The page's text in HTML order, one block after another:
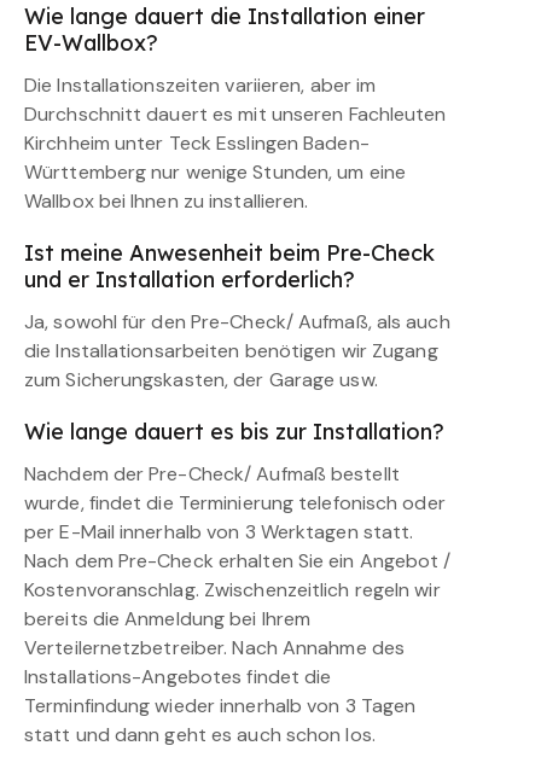
Wie lange dauert die Installation einer
EV-Wallbox?
Die Installationszeiten variieren, aber im
Durchschnitt dauert es mit unseren Fachleuten
Kirchheim unter Teck Esslingen Baden-
Württemberg nur wenige Stunden, um eine
Wallbox bei Ihnen zu installieren.
Ist meine Anwesenheit beim Pre-Check
und er Installation erforderlich?
Ja, sowohl für den Pre-Check/ Aufmaß, als auch
die Installationsarbeiten benötigen wir Zugang
zum Sicherungskasten, der Garage usw.
Wie lange dauert es bis zur Installation?
Nachdem der Pre-Check/ Aufmaß bestellt
wurde, findet die Terminierung telefonisch oder
per E-Mail innerhalb von 3 Werktagen statt.
Nach dem Pre-Check erhalten Sie ein Angebot /
Kostenvoranschlag. Zwischenzeitlich regeln wir
bereits die Anmeldung bei Ihrem
Verteilernetzbetreiber. Nach Annahme des
Installations-Angebotes findet die
Terminfindung wieder innerhalb von 3 Tagen
statt und dann geht es auch schon los.